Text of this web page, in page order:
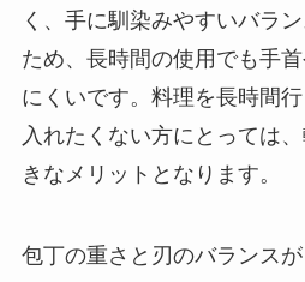
く、手に馴染みやすいバラ
ため、長時間の使用でも手
にくいです。料理を長時間
入れたくない方にとっては
きなメリットとなります。
包丁の重さと刃のバランス